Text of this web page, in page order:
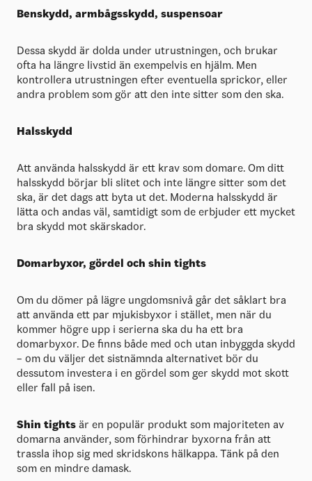
Benskydd, armbågsskydd, suspensoar
Dessa skydd är dolda under utrustningen, och brukar
ofta ha längre livstid än exempelvis en hjälm. Men
kontrollera utrustningen efter eventuella sprickor, eller
andra problem som gör att den inte sitter som den ska.
Halsskydd
Att använda halsskydd är ett krav som domare. Om ditt
halsskydd börjar bli slitet och inte längre sitter som det
ska, är det dags att byta ut det. Moderna halsskydd är
lätta och andas väl, samtidigt som de erbjuder ett mycket
bra skydd mot skärskador.
Domarbyxor, gördel och shin tights
Om du dömer på lägre ungdomsnivå går det såklart bra
att använda ett par mjukisbyxor i stället, men när du
kommer högre upp i serierna ska du ha ett bra
domarbyxor. De finns både med och utan inbyggda skydd
– om du väljer det sistnämnda alternativet bör du
dessutom investera i en gördel som ger skydd mot skott
eller fall på isen.
Shin tights är en populär produkt som majoriteten av
domarna använder, som förhindrar byxorna från att
trassla ihop sig med skridskons hälkappa. Tänk på den
som en mindre damask.